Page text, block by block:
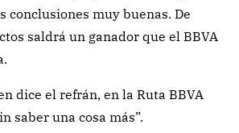
conclusiones muy buenas. De
saldrá un ganador que el BBVA
dice el refrán, en la Ruta BBVA
saber una cosa más”.